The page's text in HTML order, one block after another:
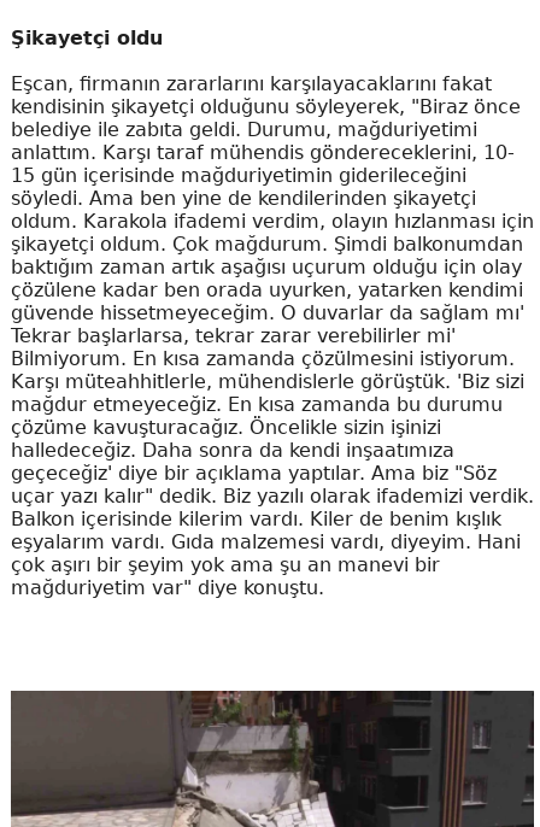
Şikayetçi oldu
Eşcan, firmanın zararlarını karşılayacaklarını fakat
kendisinin şikayetçi olduğunu söyleyerek, "Biraz önce
belediye ile zabıta geldi. Durumu, mağduriyetimi
anlattım. Karşı taraf mühendis göndereceklerini, 10-
15 gün içerisinde mağduriyetimin giderileceğini
söyledi. Ama ben yine de kendilerinden şikayetçi
oldum. Karakola ifademi verdim, olayın hızlanması için
şikayetçi oldum. Çok mağdurum. Şimdi balkonumdan
baktığım zaman artık aşağısı uçurum olduğu için olay
çözülene kadar ben orada uyurken, yatarken kendimi
güvende hissetmeyeceğim. O duvarlar da sağlam mı'
Tekrar başlarlarsa, tekrar zarar verebilirler mi'
Bilmiyorum. En kısa zamanda çözülmesini istiyorum.
Karşı müteahhitlerle, mühendislerle görüştük. 'Biz sizi
mağdur etmeyeceğiz. En kısa zamanda bu durumu
çözüme kavuşturacağız. Öncelikle sizin işinizi
halledeceğiz. Daha sonra da kendi inşaatımıza
geçeceğiz' diye bir açıklama yaptılar. Ama biz "Söz
uçar yazı kalır" dedik. Biz yazılı olarak ifademizi verdik.
Balkon içerisinde kilerim vardı. Kiler de benim kışlık
eşyalarım vardı. Gıda malzemesi vardı, diyeyim. Hani
çok aşırı bir şeyim yok ama şu an manevi bir
mağduriyetim var" diye konuştu.